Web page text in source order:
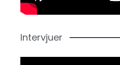
Intervjuer